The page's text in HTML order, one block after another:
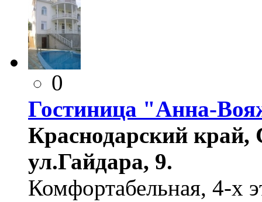
0
Гостиница "Анна-
Краснодарский
ул.Гайдара, 9.
Комфортабельная, 4-х